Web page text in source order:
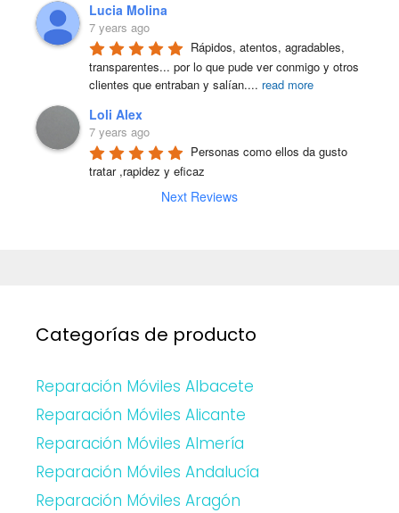
Lucia Molina
7 years ago
Rápidos, atentos, agradables,
transparentes... por lo que pude ver conmigo y otros
clientes que entraban y salían.... read more
Loli Alex
7 years ago
Personas como ellos da gusto
tratar ,rapidez y eficaz
Next Reviews
Categorías de producto
Reparación Móviles Albacete
Reparación Móviles Alicante
Reparación Móviles Almería
Reparación Móviles Andalucía
Reparación Móviles Aragón